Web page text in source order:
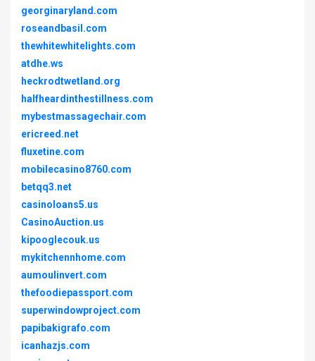
georginaryland.com
roseandbasil.com
thewhitewhitelights.com
atdhe.ws
heckrodtwetland.org
halfheardinthestillness.com
mybestmassagechair.com
ericreed.net
fluxetine.com
mobilecasino8760.com
betqq3.net
casinoloans5.us
CasinoAuction.us
kipooglecouk.us
mykitchennhome.com
aumoulinvert.com
thefoodiepassport.com
superwindowproject.com
papibakigrafo.com
icanhazjs.com